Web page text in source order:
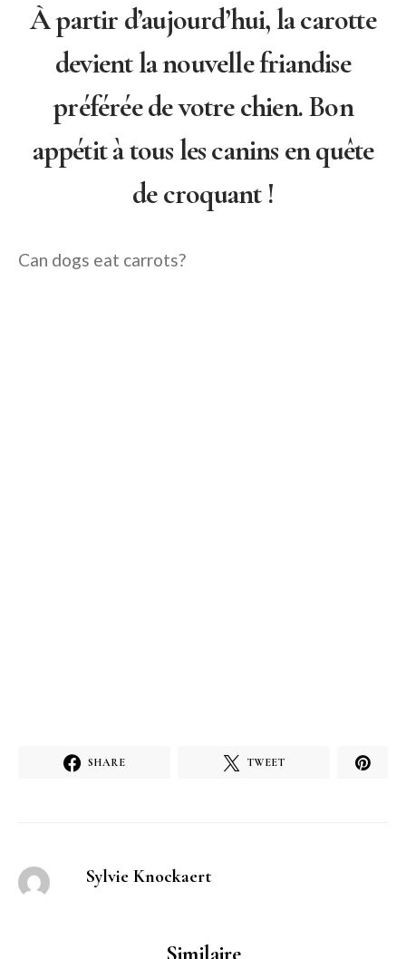
À partir d’aujourd’hui, la carotte
devient la nouvelle friandise
préférée de votre chien. Bon
appétit à tous les canins en quête
de croquant !
Can dogs eat carrots?
SHARE TWEET
Sylvie Knockaert